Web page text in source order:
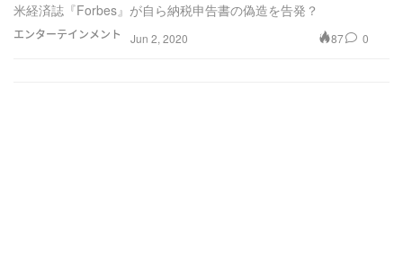
エンターテインメント
米経済誌『Forbes』が自ら納税申告書の偽造を告発？
Jun 2, 2020 87 0